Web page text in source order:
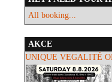
All booking...
AKCE
UNIQUE VEGALITÉ